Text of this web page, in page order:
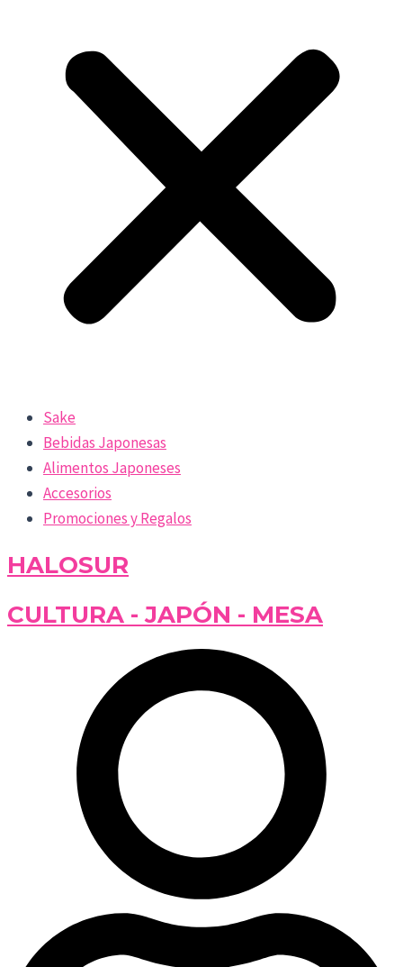
Sake
Bebidas Japonesas
Alimentos Japoneses
Accesorios
Promociones y Regalos
HALOSUR
CULTURA - JAPÓN - MESA